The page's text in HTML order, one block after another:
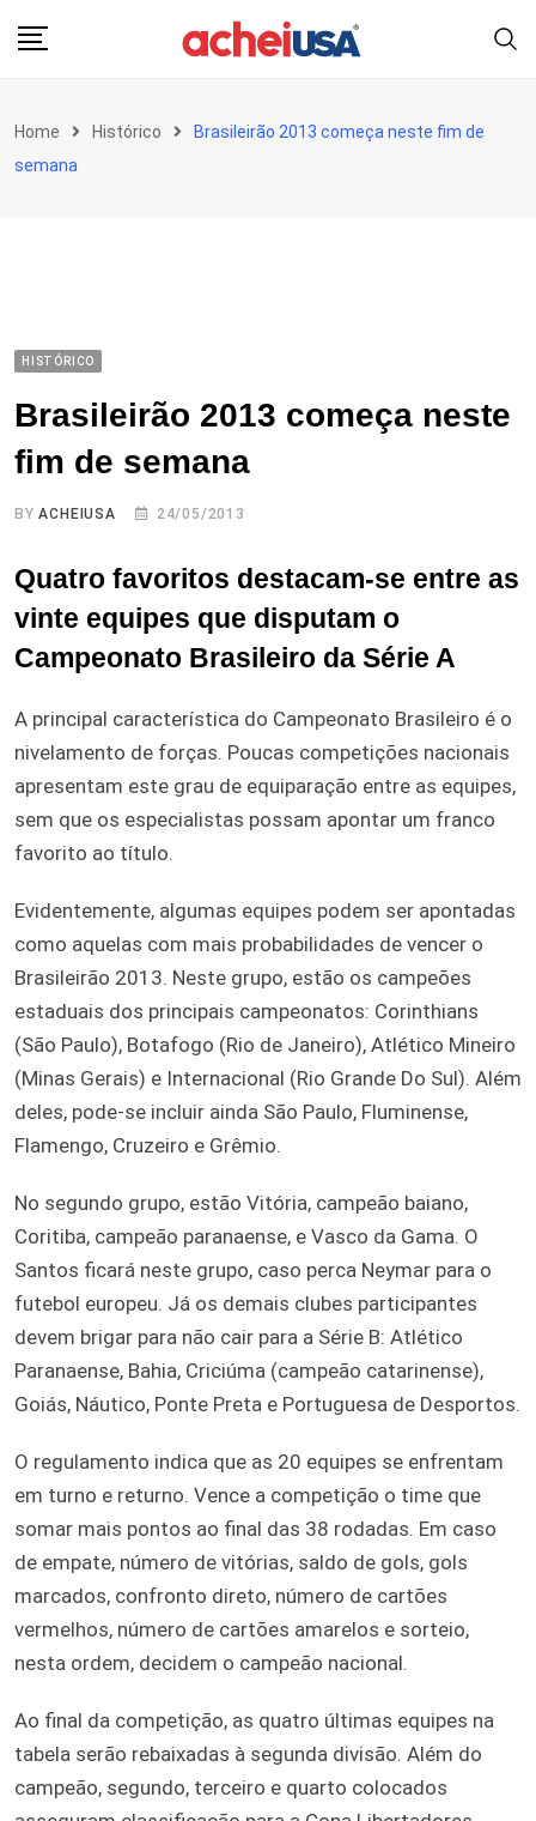
Home Histórico
Brasileirão 2013 começa neste fim de
semana
HISTÓRICO
Brasileirão 2013 começa neste
fim de semana
BYACHEIUSA 24/05/2013
Quatro favoritos destacam-se entre as
vinte equipes que disputam o
Campeonato Brasileiro da Série A
A principal característica do Campeonato Brasileiro é o
nivelamento de forças. Poucas competições nacionais
apresentam este grau de equiparação entre as equipes,
sem que os especialistas possam apontar um franco
favorito ao título.
Evidentemente, algumas equipes podem ser apontadas
como aquelas com mais probabilidades de vencer o
Brasileirão 2013. Neste grupo, estão os campeões
estaduais dos principais campeonatos: Corinthians
(São Paulo), Botafogo (Rio de Janeiro), Atlético Mineiro
(Minas Gerais) e Internacional (Rio Grande Do Sul). Além
deles, pode-se incluir ainda São Paulo, Fluminense,
Flamengo, Cruzeiro e Grêmio.
No segundo grupo, estão Vitória, campeão baiano,
Coritiba, campeão paranaense, e Vasco da Gama. O
Santos ficará neste grupo, caso perca Neymar para o
futebol europeu. Já os demais clubes participantes
devem brigar para não cair para a Série B: Atlético
Paranaense, Bahia, Criciúma (campeão catarinense),
Goiás, Náutico, Ponte Preta e Portuguesa de Desportos.
O regulamento indica que as 20 equipes se enfrentam
em turno e returno. Vence a competição o time que
somar mais pontos ao final das 38 rodadas. Em caso
de empate, número de vitórias, saldo de gols, gols
marcados, confronto direto, número de cartões
vermelhos, número de cartões amarelos e sorteio,
nesta ordem, decidem o campeão nacional.
Ao final da competição, as quatro últimas equipes na
tabela serão rebaixadas à segunda divisão. Além do
campeão, segundo, terceiro e quarto colocados